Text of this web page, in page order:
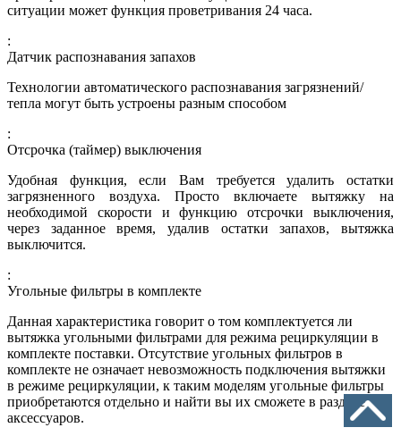
ситуации может функция проветривания 24 часа.
:
Датчик распознавания запахов
Технологии автоматического распознавания загрязнений/
тепла могут быть устроены разным способом
:
Отсрочка (таймер) выключения
Удобная функция, если Вам требуется удалить остатки
загрязненного воздуха. Просто включаете вытяжку на
необходимой скорости и функцию отсрочки выключения,
через заданное время, удалив остатки запахов, вытяжка
выключится.
:
Угольные фильтры в комплекте
Данная характеристика говорит о том комплектуется ли
вытяжка угольными фильтрами для режима рециркуляции в
комплекте поставки. Отсутствие угольных фильтров в
комплекте не означает невозможность подключения вытяжки
в режиме рециркуляции, к таким моделям угольные фильтры
приобретаются отдельно и найти вы их сможете в разделе
аксессуаров.